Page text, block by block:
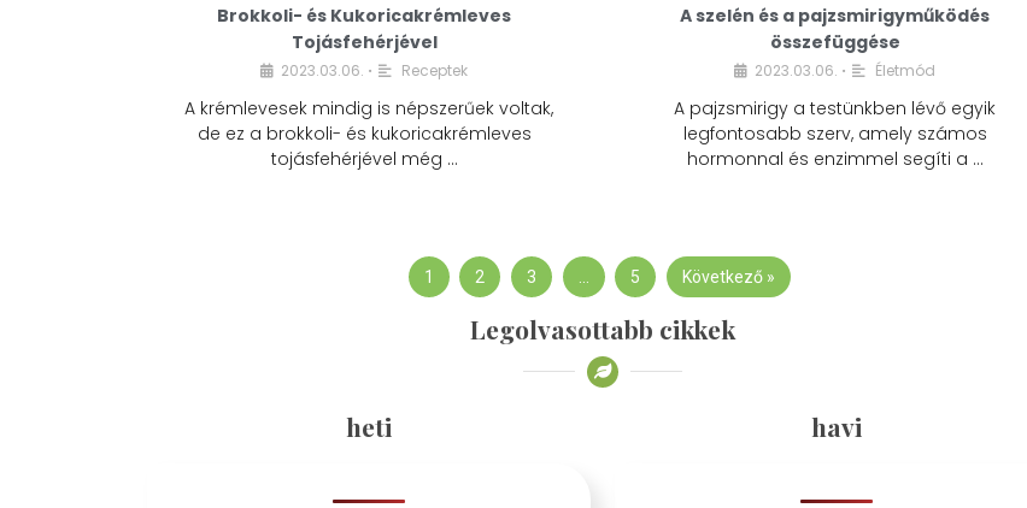
Brokkoli- és Kukoricakrémleves
Tojásfehérjével
2023.03.06. • Receptek
A krémlevesek mindig is népszerűek voltak,
de ez a brokkoli- és kukoricakrémleves
tojásfehérjével még …
A szelén és a pajzsmirigyműködés
összefüggése
2023.03.06. • Életmód
A pajzsmirigy a testünkben lévő egyik
legfontosabb szerv, amely számos
hormonnal és enzimmel segíti a …
1 2 3 5 Következő »
Legolvasottabb cikkek
heti havi